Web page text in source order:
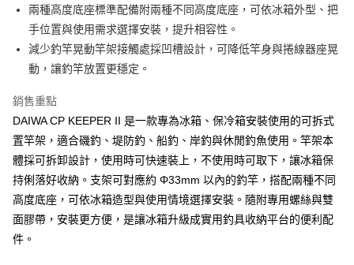
玉山商業銀行
星展（台灣）商業銀行
台新國際商業銀行
中國信託商業銀行
台灣樂天信用卡公司
【大哥付你分期使用說明】
1.本服務由台灣大哥大提供，台灣大哥大用戶可立即使用無須另外申請。
2.付款方式選擇「大哥付你分期」，訂單成立後會自動跳轉到大哥付的交易
成交易。
3.實際核准額度、可分期數及費用金額請依後續交易確認頁面所載為準。
4.訂單成立30分鐘內，如未前往確認交易或遇審核未通過，訂單將自動取
消。如遇「轉專審核」未通過狀況，表示未達大哥付你分期系統評分，恕無
【繳款方式說明】
1.分期款項不併入電信帳單，「大哥付你分期」於每月結算日後寄送繳費提
醒簡訊。
2.透過簡訊連結打開帳單後，可選擇「超商條碼／台灣大直營門市／銀行轉
帳／街口支付／iPASS MONEY」等通路繳費。
AFTEE先享後付
相關說明
AFTEE先享後付是「在收到商品之後才付款」的支付方式。 讓您購物簡單
便利好安心！
１．簡單：不需註冊會員、不需綁卡、不需儲值。
２．便利：只要手機號碼，簡訊認證，即可結帳。
３．安心：先確認商品／服務後，再付款。
【「AFTEE先享後付」結帳流程】
１．於結帳方式選擇「AFTEE先享後付」後，將跳轉至「AFTEE先享後付」
結帳頁面，進行簡訊認證並確認金額後，即可完成結帳。
３．收到繳費通知簡訊後14天內，點擊此簡訊中的連結，可透過四大超商／
ATM付款
貨到付款
運送方式
全家取貨付款
每筆NT$60，滿NT$1,200(含以上)免運費
付款後全家取貨
兩種高度底座標準配備附兩種不同高度底座，可依冰箱外型、把
手位置與使用需求選擇安裝，提升相容性。
減少釣竿晃動竿架接觸處採凹槽設計，可降低竿身與捲線器座晃
動，讓釣竿放置更穩定。
銷售重點
DAIWA CP KEEPER II 是一款專為冰箱、保冷箱安裝使用的可拆式
置竿架，適合磯釣、堤防釣、船釣、岸釣與休閒釣魚使用。竿架本
體採可拆卸設計，使用時可快速裝上，不使用時可取下，讓冰箱保
持俐落好收納。支架可對應約 Φ33mm 以內的釣竿，搭配兩種不同
高度底座，可依冰箱造型與使用情境選擇安裝。隨附專用螺絲與雙
面膠帶，安裝更方便，是讓冰箱升級成實用釣具收納平台的便利配
件。